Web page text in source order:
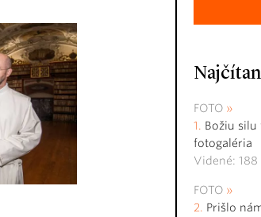
FOTO
Božiu
fotogaléria
Videné: 188
FOTO
Prišlo